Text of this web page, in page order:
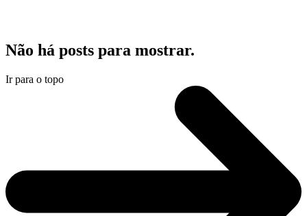
Não há posts para mostrar.
Ir para o topo